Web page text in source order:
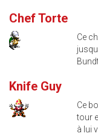
Chef Torte
Ce
Knife Guy
Ce
tour
à lui